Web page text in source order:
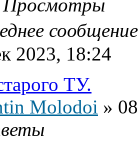
Просмотры
2023, 18:24
ТУ.
Molodoi »